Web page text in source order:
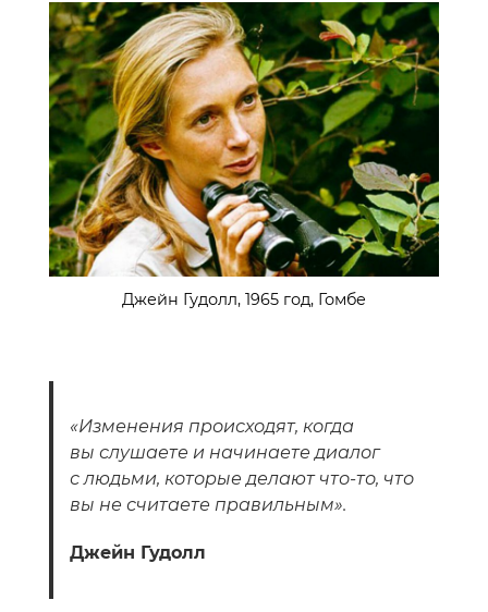
Джейн Гудолл, 1965 год, Гомбе
«Изменения происходят, когда
вы слушаете и начинаете диалог
с людьми, которые делают что-то, что
вы не считаете правильным».
Джейн Гудолл